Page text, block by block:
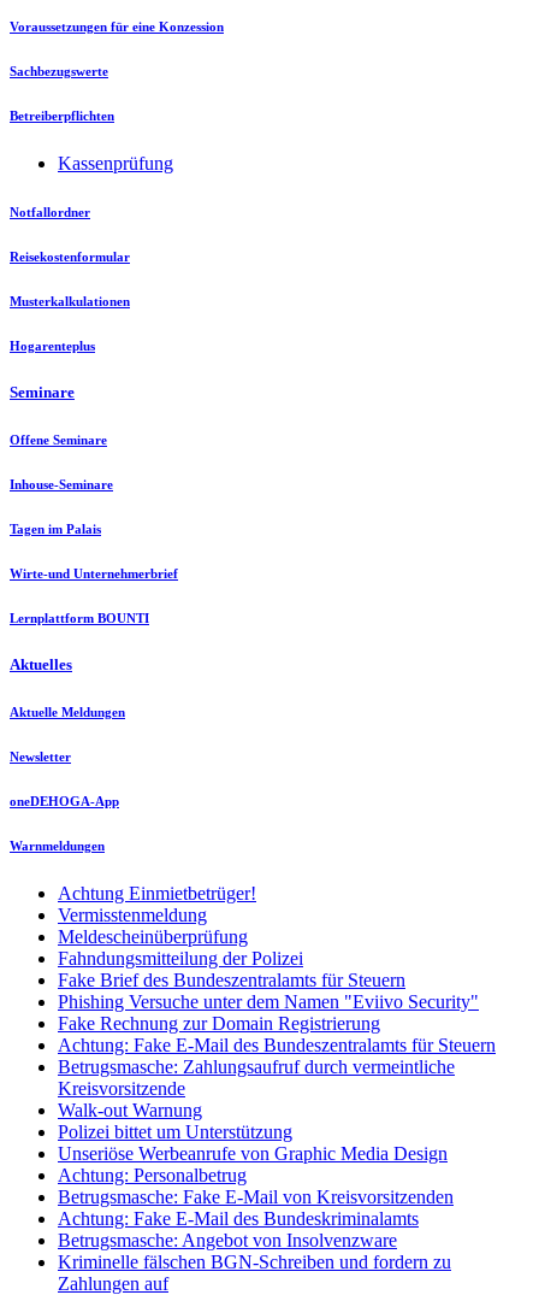
Voraussetzungen für eine Konzession
Sachbezugswerte
Betreiberpflichten
Kassenprüfung
Notfallordner
Reisekostenformular
Musterkalkulationen
Hogarenteplus
Seminare
Offene Seminare
Inhouse-Seminare
Tagen im Palais
Wirte-und Unternehmerbrief
Lernplattform BOUNTI
Aktuelles
Aktuelle Meldungen
Newsletter
oneDEHOGA-App
Warnmeldungen
Achtung Einmietbetrüger!
Vermisstenmeldung
Meldescheinüberprüfung
Fahndungsmitteilung der Polizei
Fake Brief des Bundeszentralamts für Steuern
Phishing Versuche unter dem Namen "Eviivo Security"
Fake Rechnung zur Domain Registrierung
Achtung: Fake E-Mail des Bundeszentralamts für Steuern
Betrugsmasche: Zahlungsaufruf durch vermeintliche
Kreisvorsitzende
Walk-out Warnung
Polizei bittet um Unterstützung
Unseriöse Werbeanrufe von Graphic Media Design
Achtung: Personalbetrug
Betrugsmasche: Fake E-Mail von Kreisvorsitzenden
Achtung: Fake E-Mail des Bundeskriminalamts
Betrugsmasche: Angebot von Insolvenzware
Kriminelle fälschen BGN-Schreiben und fordern zu
Zahlungen auf